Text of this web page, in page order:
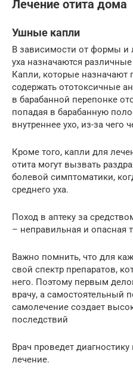
Лечение отита дома
Ушные капли
В зависимости от формы и
уха назначаются
Капли, которые назначают
содержать ототоксичные
в барабанной перепонке
попадая в барабанную
внутреннее ухо, из-за чего
Кроме того, капли для
отита могут вызвать
болевой симптоматики,
среднего уха.
Поход в аптеку за
– неправильная и опасная
Важно помнить, что для
свой спектр препаратов,
него. Поэтому первым
врачу, а самостоятельный
самолечение создает
последствий
Врач проведет
лечение.